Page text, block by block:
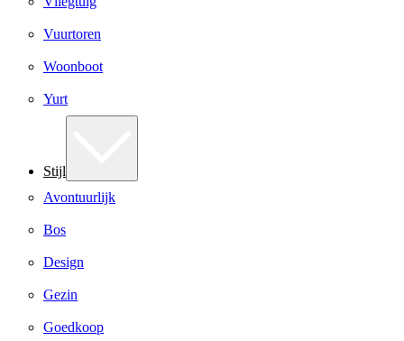
Vuurtoren
Woonboot
Yurt
Stijl
Avontuurlijk
Bos
Design
Gezin
Goedkoop